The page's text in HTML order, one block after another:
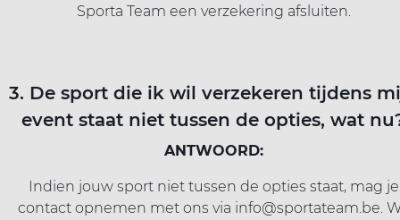
Sporta Team een verzekering afsluiten.
3. De sport die ik wil verzekeren tijdens
event staat niet tussen de opties, wat
ANTWOORD:
Indien jouw sport niet tussen de opties staat, mag je
contact opnemen met ons via info@sportateam.be.